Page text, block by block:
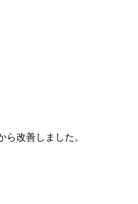
改善しました。